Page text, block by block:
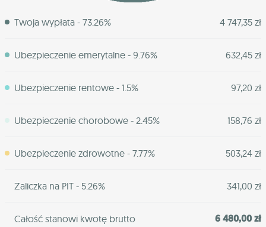
Twoja wypłata - 73.26% 4 747,35 zł
Ubezpieczenie emerytalne - 9.76% 632,45 zł
Ubezpieczenie rentowe - 1.5% 97,20 zł
Ubezpieczenie chorobowe - 2.45% 158,76 zł
Ubezpieczenie zdrowotne - 7.77% 503,24 zł
Zaliczka na PIT - 5.26% 341,00 zł
Całość stanowi kwotę brutto 6 480,00 zł